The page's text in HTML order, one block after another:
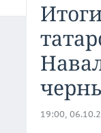
19:00,